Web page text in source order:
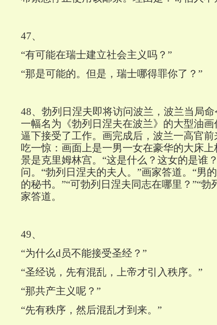
47、
“有可能在瑞士建立社会主义吗？”
“那是可能的。但是，瑞士哪得罪你了？”
48、勃列日涅夫即将访问波兰，波兰当局
一幅名为《勃列日涅夫在波兰》的大型油
逼下接受了工作。画完成后，波兰一高官
吃一惊：画面上是一男一女在豪华的大床
景是克里姆林宫。“这是什么？这女的是谁
问。“勃列日涅夫的夫人。”画家答道。“男
的秘书。”“可勃列日涅夫同志在哪里？”“勃
家答道。
49、
“为什么d员不能接受圣经？”
“圣经说，先有混乱，上帝才引入秩序。”
“那共产主义呢？”
“先有秩序，然后混乱才到来。”